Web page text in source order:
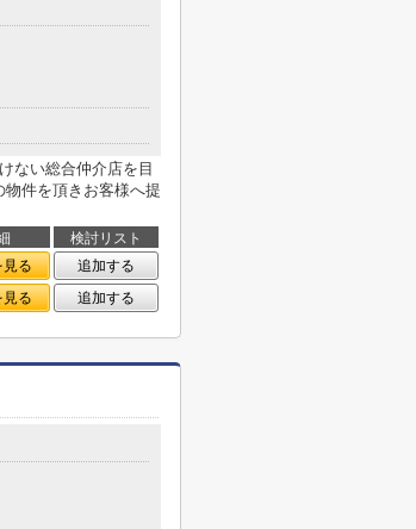
ない総合仲介店を目
件を頂きお客様へ提
検討リスト
見る
追加する
見る 追加する